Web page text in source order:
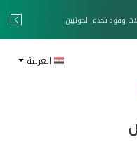
وقود تخدم الحوثيين
العربية